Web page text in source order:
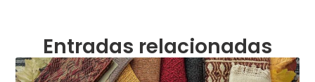
Entradas relacionadas